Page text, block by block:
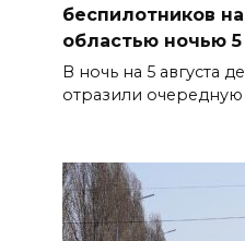
беспилотников
областью ночью 5
В ночь на 5 августа
отразили очередную